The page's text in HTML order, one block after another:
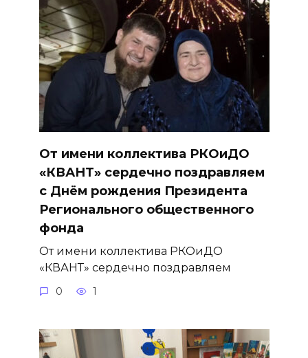
От имени коллектива РКОиДО
«КВАНТ» сердечно поздравляем
с Днём рождения Президента
Регионального общественного
фонда
От имени коллектива РКОиДО
«КВАНТ» сердечно поздравляем
0 1